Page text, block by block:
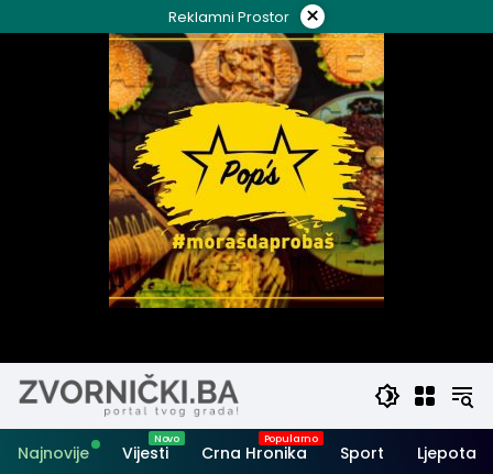
to
Reklamni Prostor ×
Najnovije Vijesti Crna Hronika Sport Ljepota i